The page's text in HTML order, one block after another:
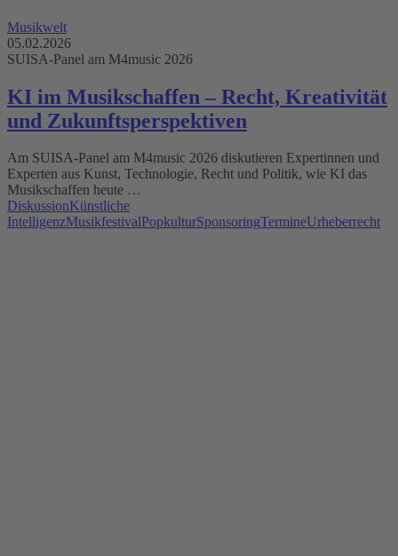
Musikwelt
05.02.2026
SUISA-Panel am M4music 2026
KI im Musikschaffen – Recht, Kreativität
und Zukunftsperspektiven
Am SUISA-Panel am M4music 2026 diskutieren Expertinnen und
Experten aus Kunst, Technologie, Recht und Politik, wie KI das
Musikschaffen heute …
DiskussionKünstliche
IntelligenzMusikfestivalPopkulturSponsoringTermineUrheberrecht